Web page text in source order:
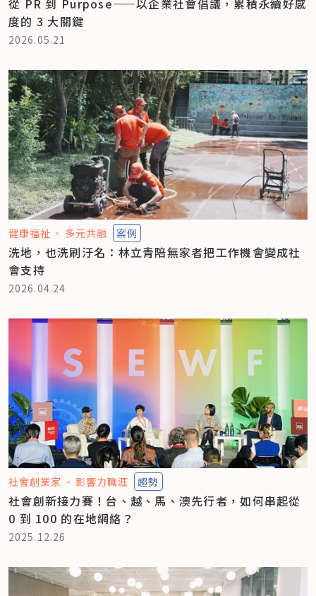
度的 3 大關鍵
2026.05.21
健康福祉 多元共融 案例
洗地，也洗刷汙名：林立青陪無家者把工作機會變成社
會支持
2026.04.24
社會創業家 影響力職涯 趨勢
社會創新接力賽！台、越、馬、澳先行者，如何串起從
0 到 100 的在地網絡？
2025.12.26